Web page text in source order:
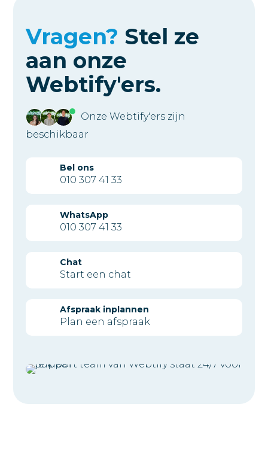
Vragen? Stel ze
aan onze
Webtify'ers.
Onze Webtify'ers zijn
beschikbaar
Bel ons
010 307 41 33
WhatsApp
010 307 41 33
Chat
Start een chat
Afspraak inplannen
Plan een afspraak